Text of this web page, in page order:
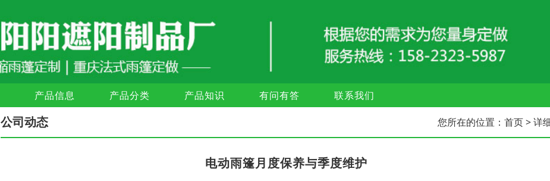
产品信息 产品分类 产品知识 有问有答 联系我们
公司动态 您所在的位置： 首页> 详
电动雨篷月度保养与季度维护